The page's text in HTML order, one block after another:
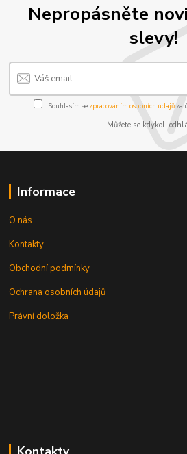
Nepropásněte
slevy!
Souhlasím se zpracováním osobních údajůza
Můžete se kdykoli
Informace
O nás
Kontakty
Obchodní podmínky
Ochrana osobních údajů
Právní doložka